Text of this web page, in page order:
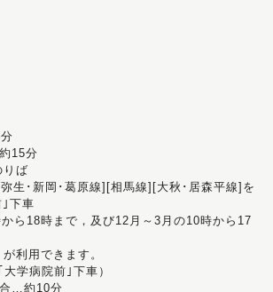
15分
りば
生･新岡･葛原線][相馬線][大秋･居森平線]を
下車
ら18時まで，及び12月～3月の10時から17
利用できます。
学病院前｣下車）
…約10分